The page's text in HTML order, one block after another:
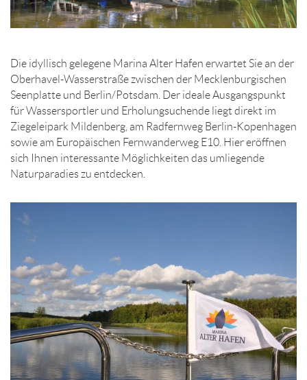
Die idyllisch gelegene Marina Alter Hafen erwartet Sie an der
Oberhavel-Wasserstraße zwischen der Mecklenburgischen
Seenplatte und Berlin/Potsdam. Der ideale Ausgangspunkt
für Wassersportler und Erholungsuchende liegt direkt im
Ziegeleipark Mildenberg, am Radfernweg Berlin-Kopenhagen
sowie am Europäischen Fernwanderweg E10. Hier eröffnen
sich Ihnen interessante Möglichkeiten das umliegende
Naturparadies zu entdecken.